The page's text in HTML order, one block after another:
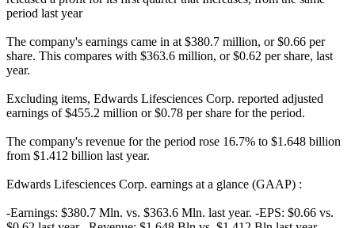
period last year
The company's earnings came in at $380.7 million, or $0.66 per
share. This compares with $363.6 million, or $0.62 per share, last
year.
Excluding items, Edwards Lifesciences Corp. reported adjusted
earnings of $455.2 million or $0.78 per share for the period.
The company's revenue for the period rose 16.7% to $1.648 billion
from $1.412 billion last year.
Edwards Lifesciences Corp. earnings at a glance (GAAP) :
-Earnings: $380.7 Mln. vs. $363.6 Mln. last year. -EPS: $0.66 vs.